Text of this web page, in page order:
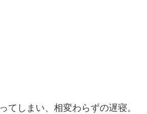
てしまい、相変わらずの遅寝。